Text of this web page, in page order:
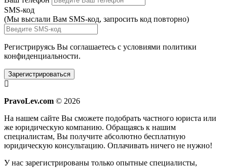
SMS-код
(Мы выслали Вам SMS-код, запросить код повторно)
Регистрируясь Вы соглашаетесь с условиями политики
конфиденциальности.
Зарегистрироваться
PravoLev.com © 2026
На нашем сайте Вы сможете подобрать частного юриста или
же юридическую компанию. Обращаясь к нашим
специалистам, Вы получите абсолютно бесплатную
юридическую консультацию. Оплачивать ничего не нужно!
У нас зарегистрированы только опытные специалисты,